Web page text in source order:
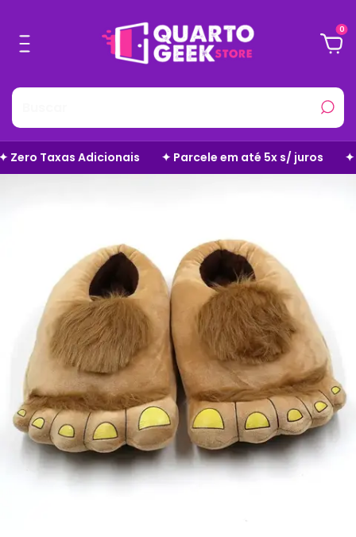
0
✦ Parcele em até 5x s/ juros ✦ Frete Grátis em Todo o